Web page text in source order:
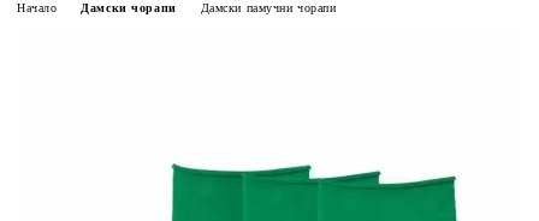
Начало Дамски чорапи Дамски памучни чорапи